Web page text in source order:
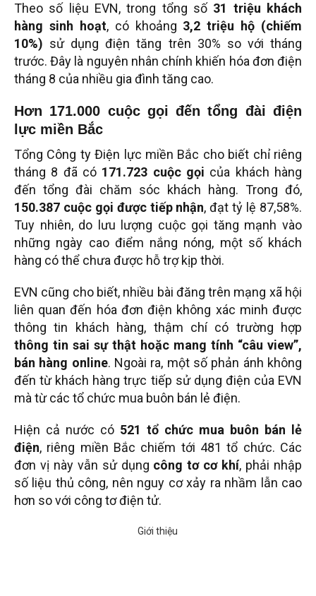
Theo số liệu EVN, trong tổng số 31 triệu khách
hàng sinh hoạt, có khoảng 3,2 triệu hộ (chiếm
10%) sử dụng điện tăng trên 30% so với tháng
trước. Đây là nguyên nhân chính khiến hóa đơn điện
tháng 8 của nhiều gia đình tăng cao.
Hơn 171.000 cuộc gọi đến tổng đài điện
lực miền Bắc
Tổng Công ty Điện lực miền Bắc cho biết chỉ riêng
tháng 8 đã có 171.723 cuộc gọi của khách hàng
đến tổng đài chăm sóc khách hàng. Trong đó,
150.387 cuộc gọi được tiếp nhận, đạt tỷ lệ 87,58%.
Tuy nhiên, do lưu lượng cuộc gọi tăng mạnh vào
những ngày cao điểm nắng nóng, một số khách
hàng có thể chưa được hỗ trợ kịp thời.
EVN cũng cho biết, nhiều bài đăng trên mạng xã hội
liên quan đến hóa đơn điện không xác minh được
thông tin khách hàng, thậm chí có trường hợp
thông tin sai sự thật hoặc mang tính “câu view”,
bán hàng online. Ngoài ra, một số phản ánh không
đến từ khách hàng trực tiếp sử dụng điện của EVN
mà từ các tổ chức mua buôn bán lẻ điện.
Hiện cả nước có 521 tổ chức mua buôn bán lẻ
điện, riêng miền Bắc chiếm tới 481 tổ chức. Các
đơn vị này vẫn sử dụng công tơ cơ khí, phải nhập
số liệu thủ công, nên nguy cơ xảy ra nhầm lẫn cao
hơn so với công tơ điện tử.